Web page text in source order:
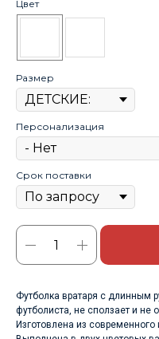
Цвет
Размер
Персонализация
Срок поставки
Футболка вратаря с длинным
футболиста, не сползает и не
Изготовлена из